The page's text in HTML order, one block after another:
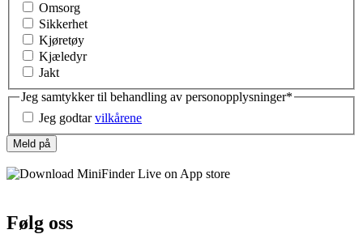
Omsorg
Sikkerhet
Kjøretøy
Kjæledyr
Jakt
Jeg samtykker til behandling av personopplysninger*
Jeg godtarvilkårene
Meld på
Følg oss